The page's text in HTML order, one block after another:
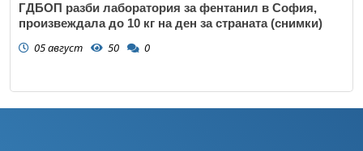
ГДБОП разби лаборатория за фентанил в София,
произвеждала до 10 кг на ден за страната (снимки)
05 август 50 0